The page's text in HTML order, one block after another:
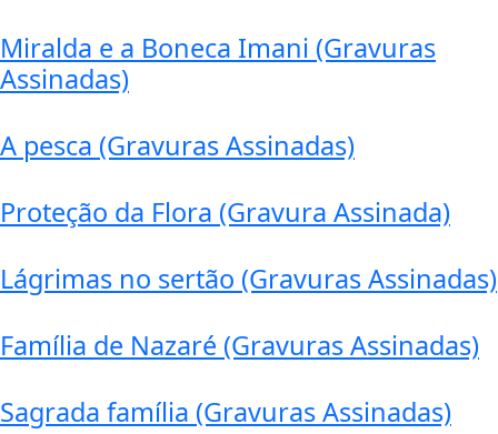
Miralda e a Boneca Imani (Gravuras
Assinadas)
A pesca (Gravuras Assinadas)
Proteção da Flora (Gravura Assinada)
Lágrimas no sertão (Gravuras Assinadas)
Família de Nazaré (Gravuras Assinadas)
Sagrada família (Gravuras Assinadas)